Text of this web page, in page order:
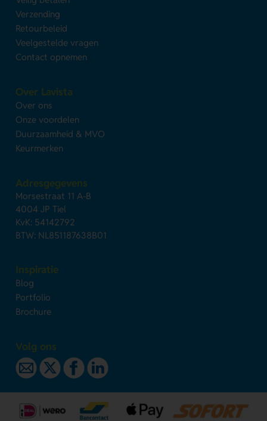
Verzending
Retourbeleid
Veelgestelde vragen
Contact opnemen
Over Lavista
Over ons
Onze voordelen
Duurzaamheid & MVO
Keurmerken
Adresgegevens
Morsestraat 11 A-B
4004 JP Tiel
KvK: 54142792
BTW: NL851187638B01
Inspiratie
Blog
Portfolio
Brochure
Volg ons